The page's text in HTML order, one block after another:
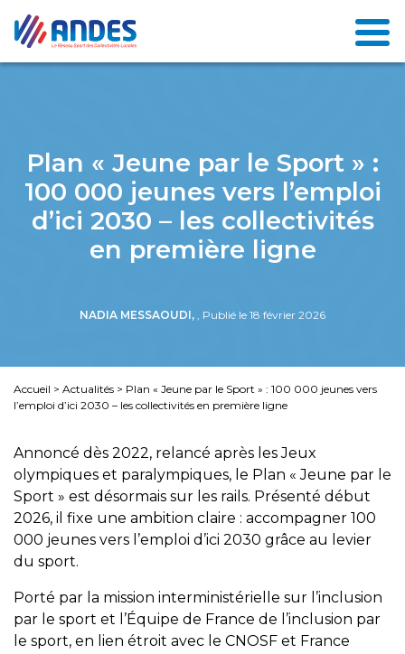
Plan « Jeune par le Sport » :
100 000 jeunes vers l’emploi
d’ici 2030 – les collectivités
en première ligne
NADIA MESSAOUDI, , Publié le 18 février 2026
Accueil > Actualités > Plan « Jeune par le Sport » : 100 000 jeunes vers
l’emploi d’ici 2030 – les collectivités en première ligne
Annoncé dès 2022, relancé après les Jeux
olympiques et paralympiques, le Plan « Jeune par le
Sport » est désormais sur les rails. Présenté début
2026, il fixe une ambition claire : accompagner 100
000 jeunes vers l’emploi d’ici 2030 grâce au levier
du sport.
Porté par la mission interministérielle sur l’inclusion
par le sport et l’Équipe de France de l’inclusion par
le sport, en lien étroit avec le CNOSF et France